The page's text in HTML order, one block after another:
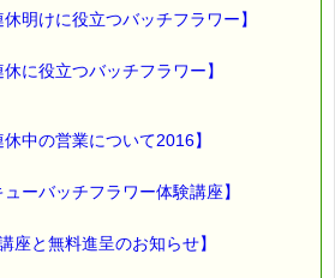
明けに役立つバッチフラワー】
に役立つバッチフラワー】
中の営業について2016】
ーバッチフラワー体験講座】
座と無料進呈のお知らせ】